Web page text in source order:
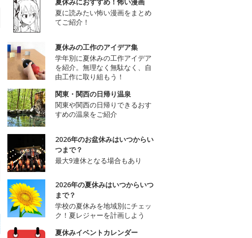
夏休みにおすすめ！怖い漫画
夏に読みたい怖い漫画をまとめ
てご紹介！
夏休みの工作のアイデア集
学年別に夏休みの工作アイデア
を紹介。無理なく無駄なく、自
由工作に取り組もう！
関東・関西の日帰り温泉
関東や関西の日帰りできるおす
すめの温泉をご紹介
2026年のお盆休みはいつからい
つまで？
最大9連休となる場合もあり
2026年の夏休みはいつからいつ
まで？
学校の夏休みを地域別にチェッ
ク！夏レジャーを計画しよう
夏休みイベントカレンダー